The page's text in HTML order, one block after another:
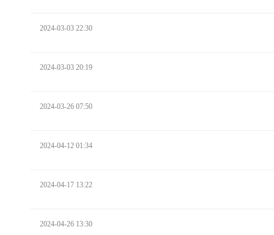
2024-03-03 22:30
2024-03-03 20:19
2024-03-26 07:50
2024-04-12 01:34
2024-04-17 13:22
2024-04-26 13:30